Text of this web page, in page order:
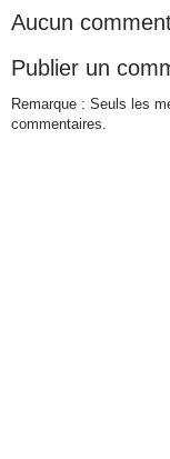
Aucun
Publier un
Remarque : Seuls les
commentaires.